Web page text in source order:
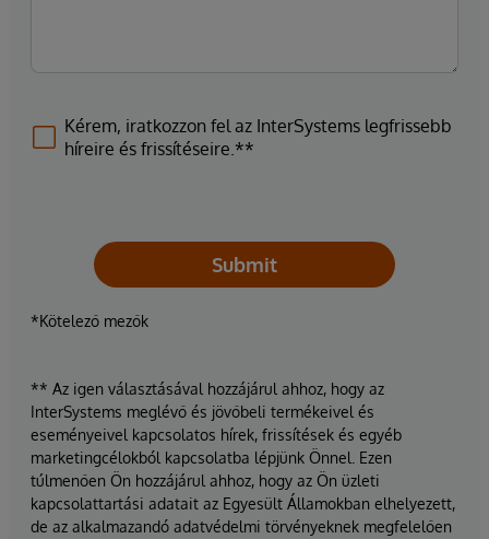
Kérem, iratkozzon fel az InterSystems legfrissebb
híreire és frissítéseire.**
Submit
*Kötelező mezők
** Az igen választásával hozzájárul ahhoz, hogy az
InterSystems meglévő és jövőbeli termékeivel és
eseményeivel kapcsolatos hírek, frissítések és egyéb
marketingcélokból kapcsolatba lépjünk Önnel. Ezen
túlmenően Ön hozzájárul ahhoz, hogy az Ön üzleti
kapcsolattartási adatait az Egyesült Államokban elhelyezett,
de az alkalmazandó adatvédelmi törvényeknek megfelelően